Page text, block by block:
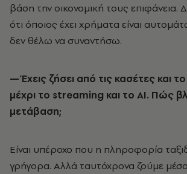
βάση την οικονομική τους επιφάνεια.
ότι όποιος έχει χρήματα είναι
δεν θέλω να συναντήσω.
— Έχεις ζήσει από τις κασέτες και το
μέχρι το streaming και το AI. Πώς
μετάβαση;
Είναι υπέροχο που η πληροφορία
γρήγορα. Αλλά ταυτόχρονα ζούμε